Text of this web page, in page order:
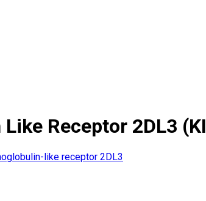
Receptor 2DL3
like receptor 2DL3